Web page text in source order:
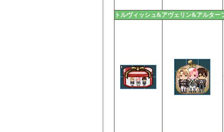
トルヴィッシュ&アヴェリン&アルタ